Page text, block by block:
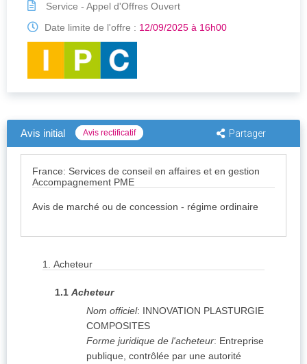
Service - Appel d'Offres Ouvert
Date limite de l'offre : 12/09/2025 à 16h00
Avis initial Avis rectificatif Partager
France: Services de conseil en affaires et en gestion
Accompagnement PME
Avis de marché ou de concession - régime ordinaire
1. Acheteur
1.1 Acheteur
Nom officiel: INNOVATION PLASTURGIE
COMPOSITES
Forme juridique de l'acheteur: Entreprise
publique, contrôlée par une autorité